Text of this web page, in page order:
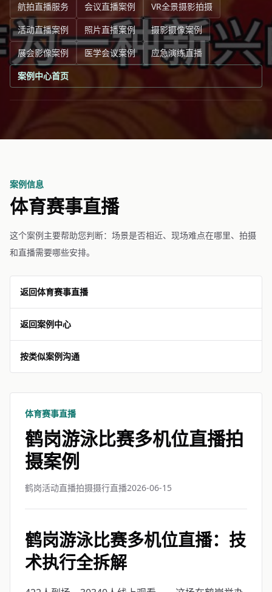
航拍直播服务
会议直播案例
VR全景摄影拍摄
活动直播案例
照片直播案例
摄影摄像案例
展会影像案例
医学会议案例
应急演练直播
案例中心首页
案例信息
体育赛事直播
这个案例主要帮助您判断：场景是否相近、现场难点在哪里、拍摄
和直播需要哪些安排。
返回体育赛事直播
返回案例中心
按类似案例沟通
体育赛事直播
鹤岗游泳比赛多机位直播拍
摄案例
鹤岗活动直播拍摄摄行直播2026-06-15
鹤岗游泳比赛多机位直播：技
术执行全拆解